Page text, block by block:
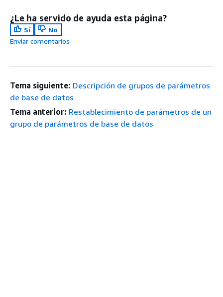
¿Le ha servido de ayuda esta página?
Sí
No
Enviar comentarios
Tema siguiente: Descripción de grupos de parámetros
de base de datos
Tema anterior: Restablecimiento de parámetros de un
grupo de parámetros de base de datos